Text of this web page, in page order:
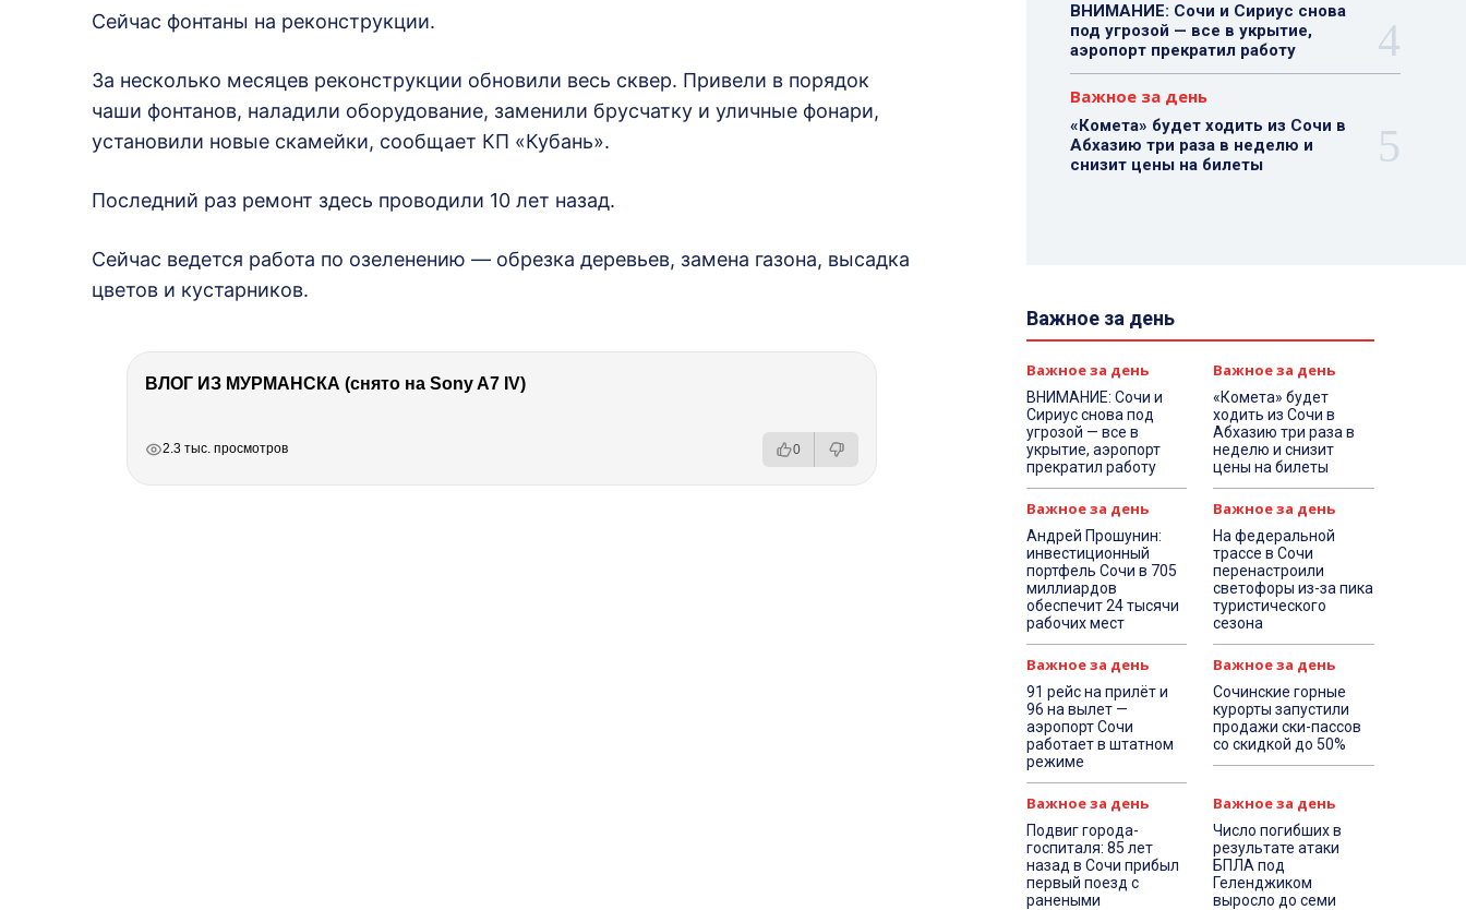
Сейчас фонтаны на реконструкции.
За несколько месяцев реконструкции обновили весь сквер. Привели в порядок
чаши фонтанов, наладили оборудование, заменили брусчатку и уличные фонари,
установили новые скамейки, сообщает КП «Кубань».
Последний раз ремонт здесь проводили 10 лет назад.
Сейчас ведется работа по озеленению — обрезка деревьев, замена газона, высадка
цветов и кустарников.
ВЛОГ ИЗ МУРМАНСКА (снято на Sony A7 IV)
2.3 тыс. просмотров 0
ВНИМАНИЕ: Сочи и Сириус снова
под угрозой — все в укрытие,
аэропорт прекратил работу
Важное за день
«Комета» будет ходить из Сочи в
Абхазию три раза в неделю и
снизит цены на билеты
Важное за день
Важное за день
ВНИМАНИЕ: Сочи и
Сириус снова под
угрозой — все в
укрытие, аэропорт
прекратил работу
Важное за день
«Комета» будет
ходить из Сочи в
Абхазию три раза в
неделю и снизит
цены на билеты
Важное за день
Андрей Прошунин:
инвестиционный
портфель Сочи в 705
миллиардов
обеспечит 24 тысячи
рабочих мест
Важное за день
На федеральной
трассе в Сочи
перенастроили
светофоры из-за пика
туристического
сезона
Важное за день
91 рейс на прилёт и
96 на вылет —
аэропорт Сочи
работает в штатном
режиме
Важное за день
Сочинские горные
курорты запустили
продажи ски-пассов
со скидкой до 50%
Важное за день
Подвиг города-
госпиталя: 85 лет
назад в Сочи прибыл
первый поезд с
ранеными
Важное за день
Число погибших в
результате атаки
БПЛА под
Геленджиком
выросло до семи